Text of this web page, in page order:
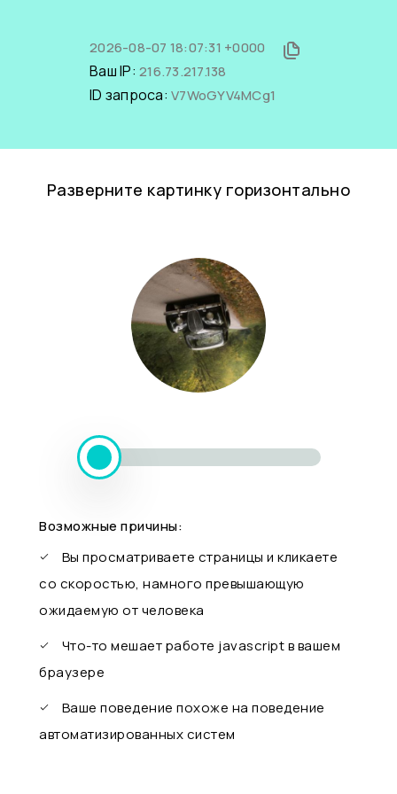
2026-08-07 18:07:31 +0000
Ваш IP: 216.73.217.138
ID запроса: V7WoGYV4MCg1
Разверните картинку горизонтально
Возможные причины:
Вы просматриваете страницы и кликаете
со скоростью, намного превышающую
ожидаемую от человека
Что-то мешает работе javascript в вашем
браузере
Ваше поведение похоже на поведение
автоматизированных систем